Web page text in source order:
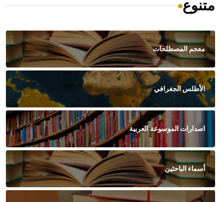
متنوع
معجم المصطلحات
الأطلس الجغرافي
اصدارات الموسوعة العربية
أسماء الباحثين